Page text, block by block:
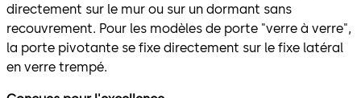
directement sur le mur ou sur un dormant sans
recouvrement. Pour les modèles de porte "verre à verre",
la porte pivotante se fixe directement sur le fixe latéral
en verre trempé.